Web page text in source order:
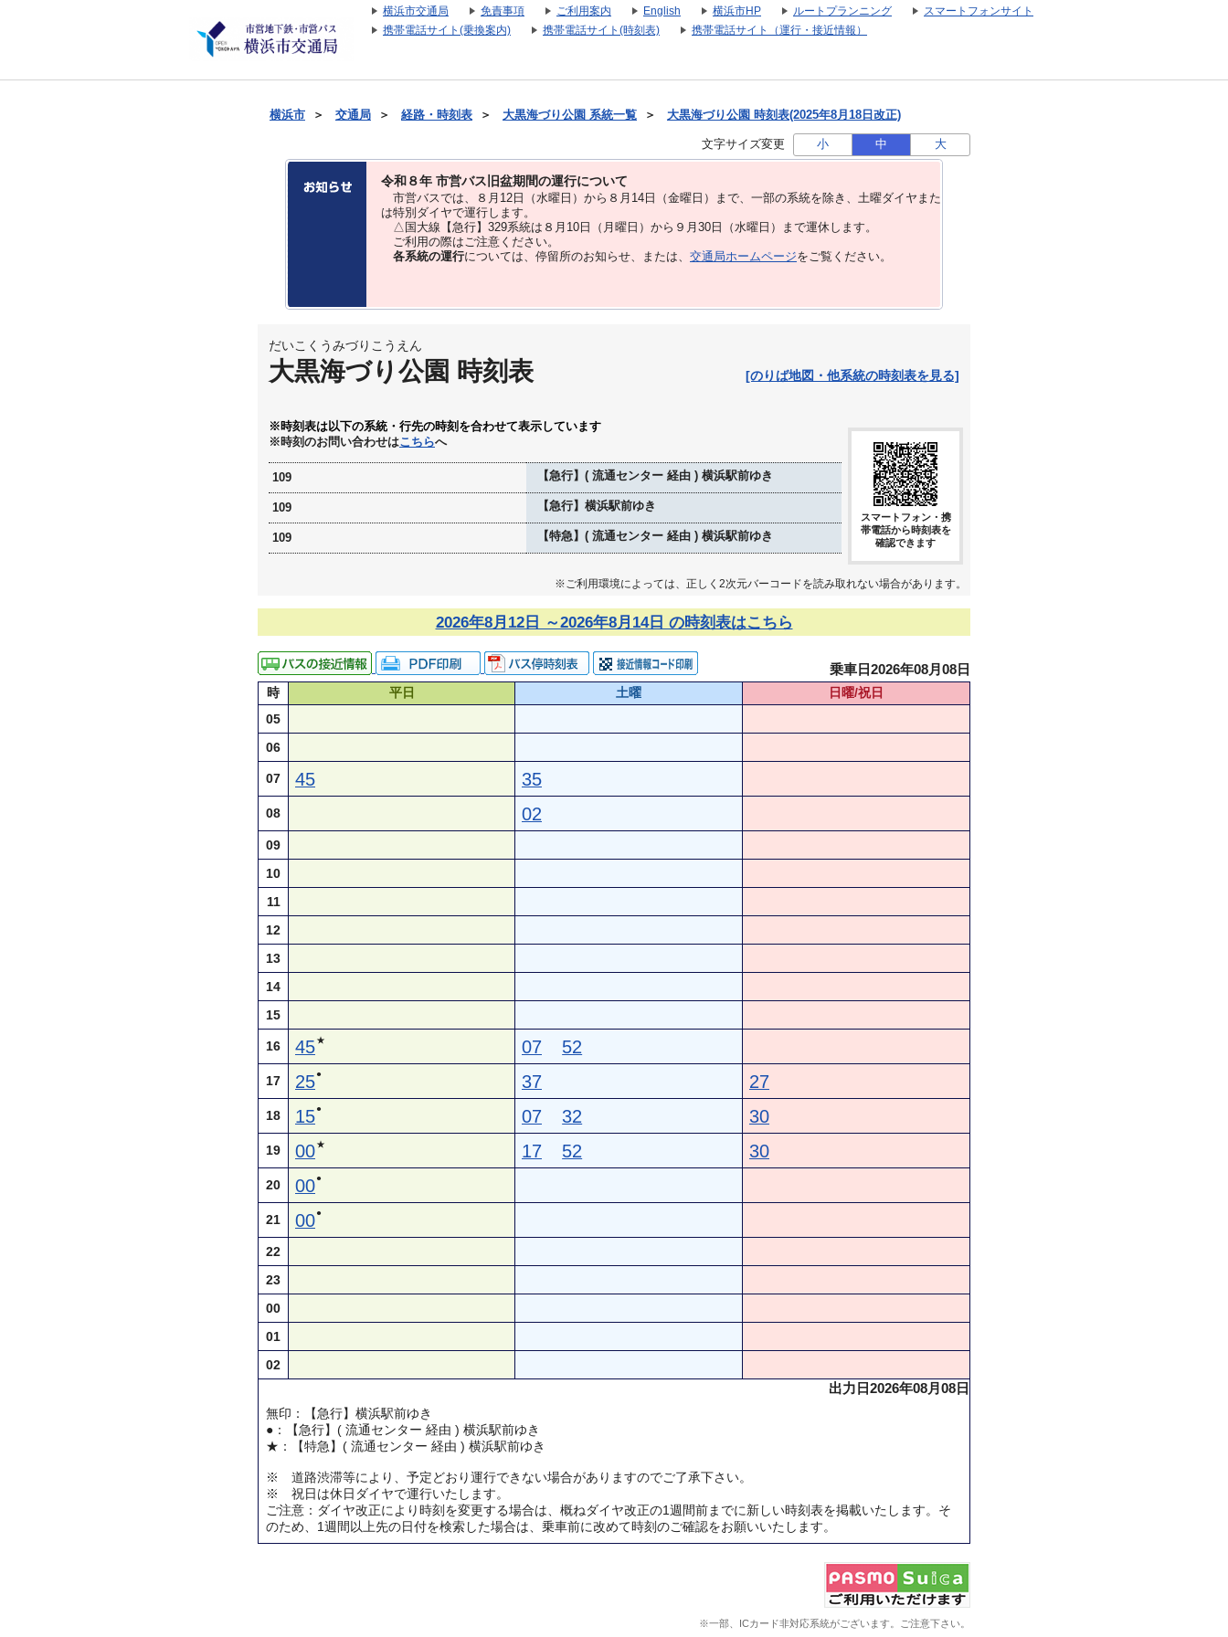
横浜市交通局 免責事項 ご利用案内 English 横浜市HP ルートプランニング
スマートフォンサイト
携帯電話サイト(乗換案内)
携帯電話サイト(時刻表) 携帯電話サイト（運行・接近情報）
横浜市 ＞ 交通局 ＞ 経路・時刻表 ＞ 大黒海づり公園 系統一覧 ＞ 大黒海づり公園 時刻表(2025年8月18日改正)
文字サイズ変更 小 中 大
令和８年 市営バス旧盆期間の運行について
市営バスでは、８⽉12⽇（水曜日）から８⽉14⽇（金曜日）まで、⼀部の系統を除き、⼟曜ダイヤまた
は特別ダイヤで運⾏します。
△国大線【急行】329系統は８月10日（月曜日）から９月30日（水曜日）まで運休します。
ご利用の際はご注意ください。
各系統の運行については、停留所のお知らせ、または、 交通局ホームページをご覧ください。
だいこくうみづりこうえん
大黒海づり公園 時刻表 [のりば地図・他系統の時刻表を見る]
※時刻表は以下の系統・行先の時刻を合わせて表示しています
※時刻のお問い合わせはこちらへ
109 【急行】( 流通センター 経由 ) 横浜駅前ゆき
109 【急行】横浜駅前ゆき
109 【特急】( 流通センター 経由 ) 横浜駅前ゆき
スマートフォン・携
帯電話から時刻表を
確認できます
※ご利用環境によっては、正しく2次元バーコードを読み取れない場合があります。
2026年8月12日 ～2026年8月14日 の時刻表はこちら
乗車日2026年08月08日
時 平日 土曜
日曜/祝日
05
06
07 45 35
08 02
09
10
11
12
13
14
15
16 45★ 07 52
17 25● 37 27
18 15● 07 32 30
19 00★ 17 52 30
20 00●
21 00●
22
23
00
01
02
出力日2026年08月08日
無印：【急行】横浜駅前ゆき
●：【急行】( 流通センター 経由 ) 横浜駅前ゆき
★：【特急】( 流通センター 経由 ) 横浜駅前ゆき
※ 道路渋滞等により、予定どおり運行できない場合がありますのでご了承下さい。
※ 祝日は休日ダイヤで運行いたします。
ご注意：ダイヤ改正により時刻を変更する場合は、概ねダイヤ改正の1週間前までに新しい時刻表を掲載いたします。そ
のため、1週間以上先の日付を検索した場合は、乗車前に改めて時刻のご確認をお願いいたします。
※一部、ICカード非対応系統がございます。ご注意下さい。